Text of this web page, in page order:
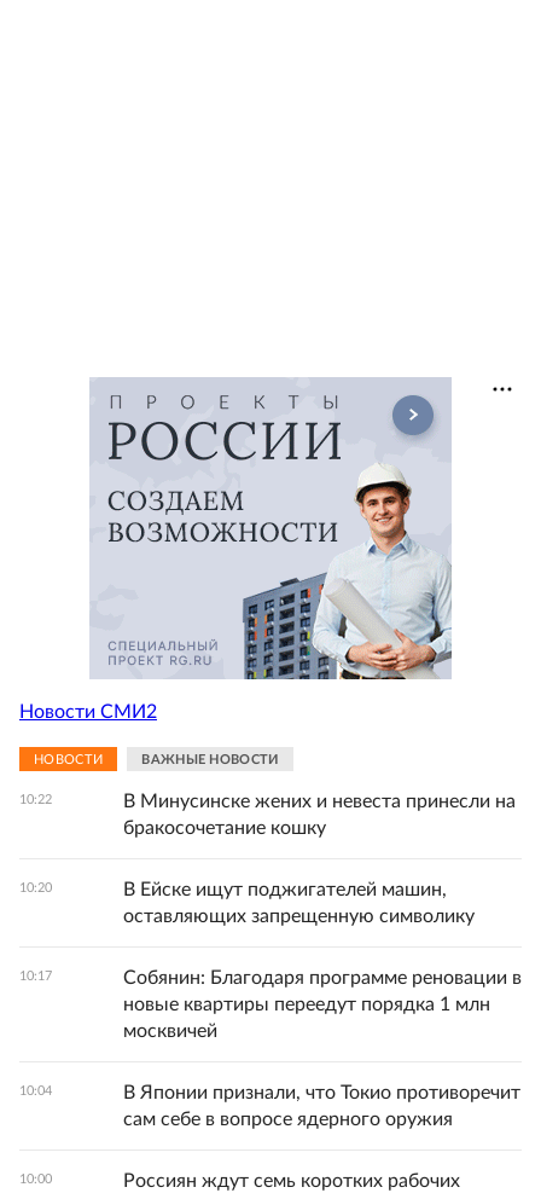
Новости СМИ2
НОВОСТИ ВАЖНЫЕ НОВОСТИ
10:22
В Минусинске жених и невеста принесли на
бракосочетание кошку
10:20
В Ейске ищут поджигателей машин,
оставляющих запрещенную символику
10:17
Собянин: Благодаря программе реновации в
новые квартиры переедут порядка 1 млн
москвичей
10:04
В Японии признали, что Токио противоречит
сам себе в вопросе ядерного оружия
10:00
Россиян ждут семь коротких рабочих